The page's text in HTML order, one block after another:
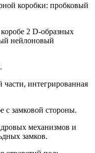
коробки: пробковый
2 D-образных
нейлоновый
интегрированная
с замковой стороны.
механизмов и
замков.